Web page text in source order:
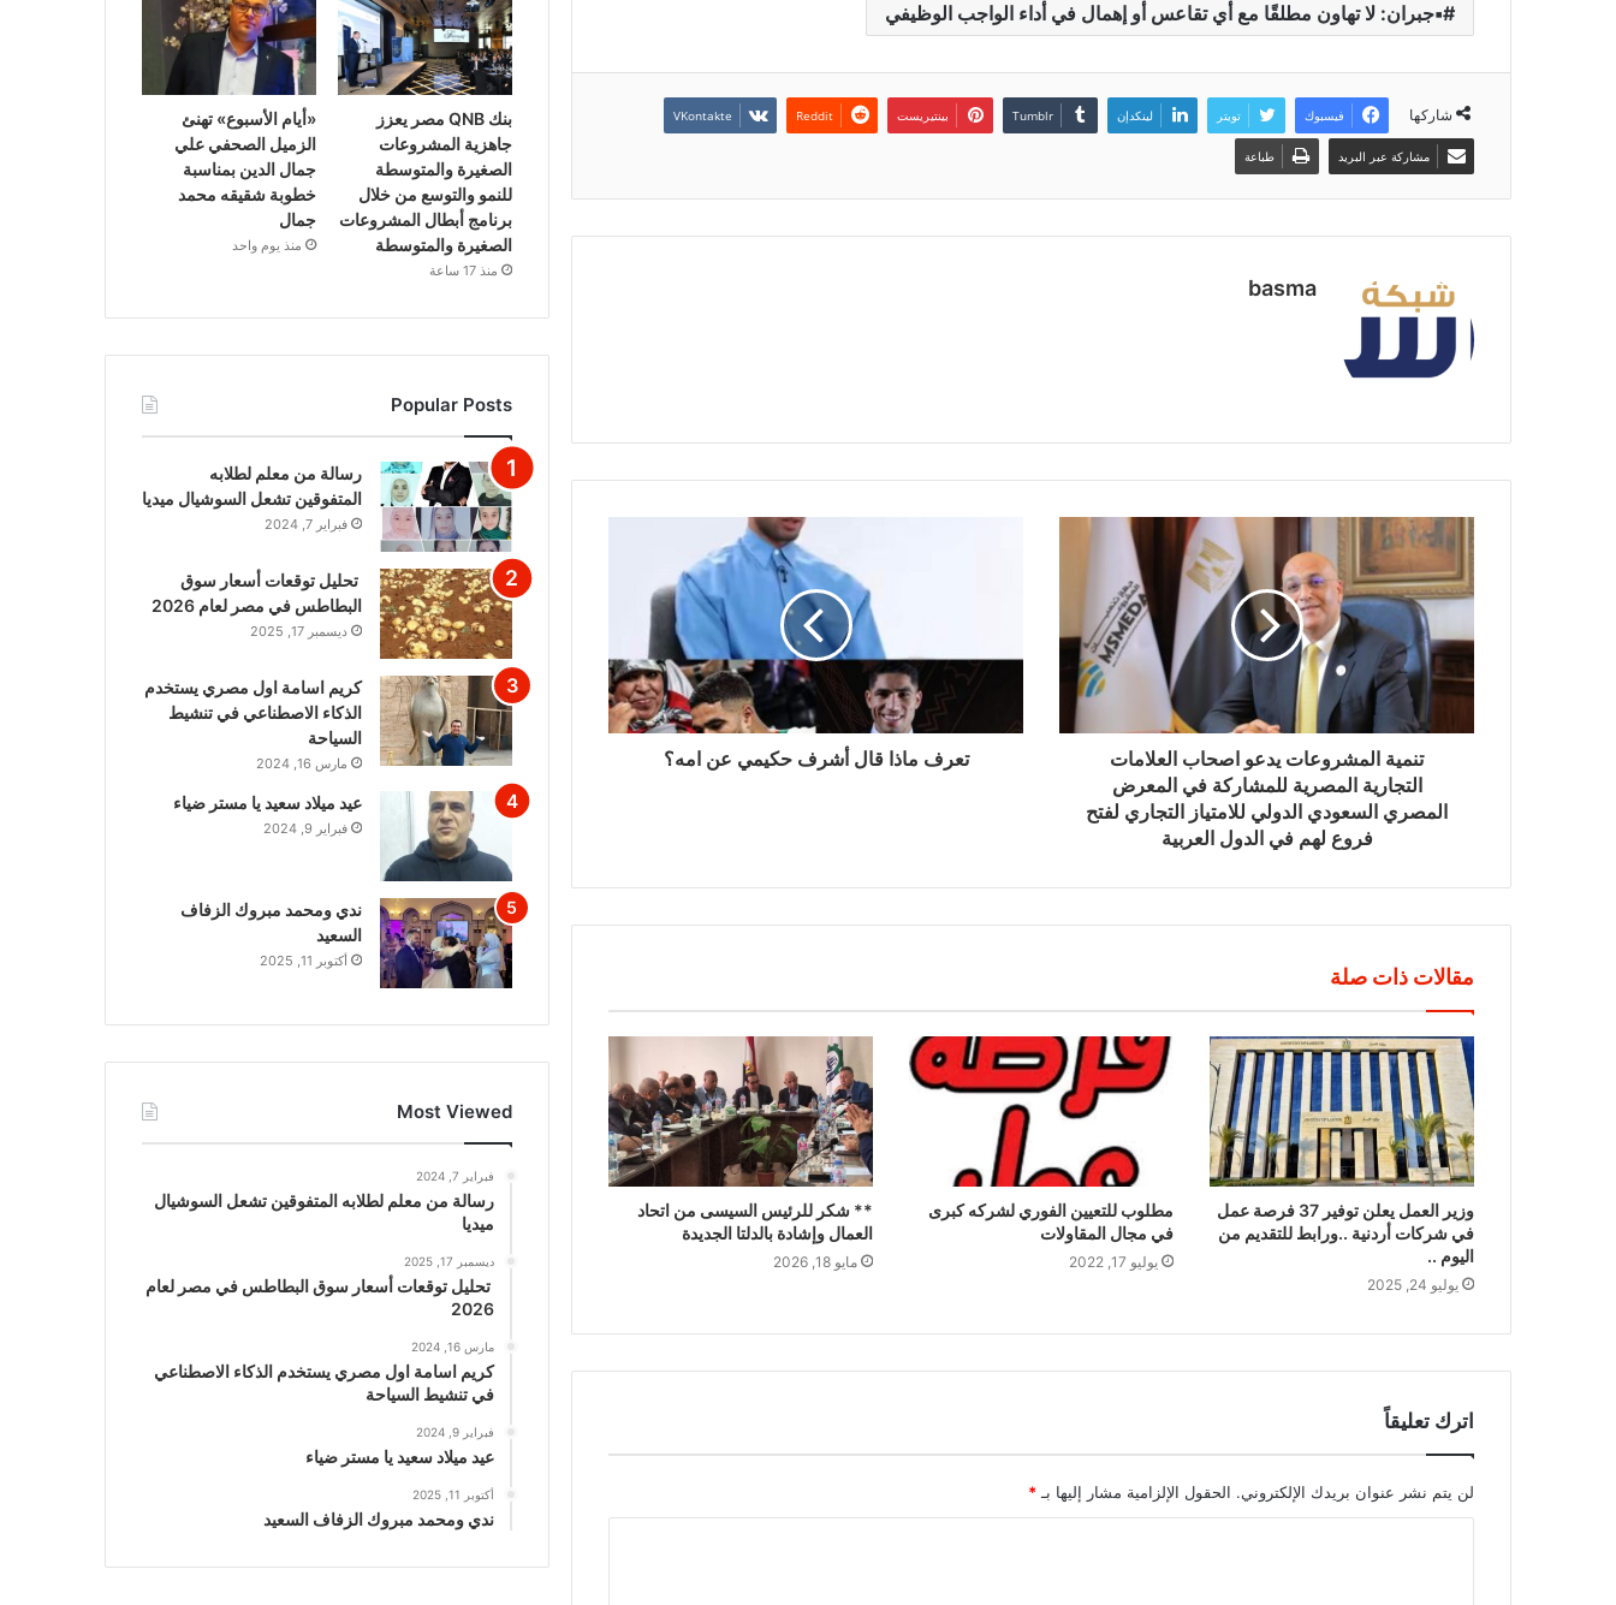
▪︎جبران: لا تهاون مطلقًا مع أي تقاعس أو إهمال في أداء الواجب الوظيفي
شاركها فيسبوك تويتر لينكدإن بينتيريست
مشاركة عبر البريد طباعة
basma
تنمية المشروعات يدعو اصحاب العلامات
التجارية المصرية للمشاركة في المعرض
المصري السعودي الدولي للامتياز التجاري لفتح
فروع لهم في الدول العربية
تعرف ماذا قال أشرف حكيمي عن امه؟
مقالات ذات صلة
وزير العمل يعلن توفير 37 فرصة عمل
في شركات أردنية ..ورابط للتقديم من
اليوم ..
يوليو 24, 2025
مطلوب للتعيين الفوري لشركه كبرى
في مجال المقاولات
يوليو 17, 2022
** شكر للرئيس السيسى من اتحاد
العمال وإشادة بالدلتا الجديدة
مايو 18, 2026
اترك تعليقاً
لن يتم نشر عنوان بريدك الإلكتروني. الحقول الإلزامية مشار إليها بـ *
بنك QNB مصر يعزز
جاهزية المشروعات
الصغيرة والمتوسطة
للنمو والتوسع من خلال
برنامج أبطال المشروعات
الصغيرة والمتوسطة
منذ 17 ساعة
«أيام الأسبوع» تهنئ
الزميل الصحفي علي
جمال الدين بمناسبة
خطوبة شقيقه محمد
جمال
منذ يوم واحد
Popular Posts
رسالة من معلم لطلابه
المتفوقين تشعل السوشيال ميديا
فبراير 7, 2024
تحليل توقعات أسعار سوق
البطاطس في مصر لعام 2026
ديسمبر 17, 2025
كريم اسامة اول مصري يستخدم
الذكاء الاصطناعي في تنشيط
السياحة
مارس 16, 2024
عيد ميلاد سعيد يا مستر ضياء
فبراير 9, 2024
ندي ومحمد مبروك الزفاف
السعيد
أكتوبر 11, 2025
Most Viewed
فبراير 7, 2024
رسالة من معلم لطلابه المتفوقين تشعل السوشيال
ميديا
ديسمبر 17, 2025
تحليل توقعات أسعار سوق البطاطس في مصر لعام
2026
مارس 16, 2024
كريم اسامة اول مصري يستخدم الذكاء الاصطناعي
في تنشيط السياحة
فبراير 9, 2024
عيد ميلاد سعيد يا مستر ضياء
أكتوبر 11, 2025
ندي ومحمد مبروك الزفاف السعيد